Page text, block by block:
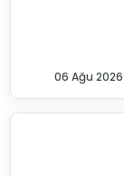
06 Ağu 2026